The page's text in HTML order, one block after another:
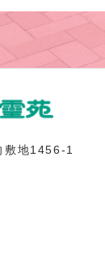
敷地1456-1